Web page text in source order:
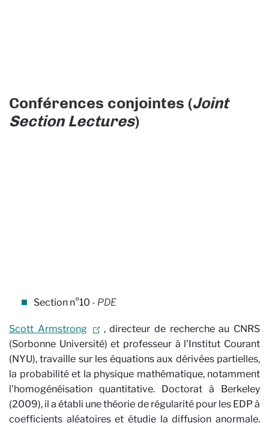
Conférences conjointes (Joint
Section Lectures)
Section n°10 - PDE
Scott Armstrong
, directeur de recherche au CNRS
(Sorbonne Université) et professeur à l’Institut Courant
(NYU), travaille sur les équations aux dérivées partielles,
la probabilité et la physique mathématique, notamment
l’homogénéisation quantitative. Doctorat à Berkeley
(2009), il a établi une théorie de régularité pour les EDP à
coefficients aléatoires et étudie la diffusion anormale.